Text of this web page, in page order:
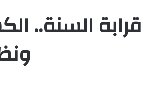
السنة..